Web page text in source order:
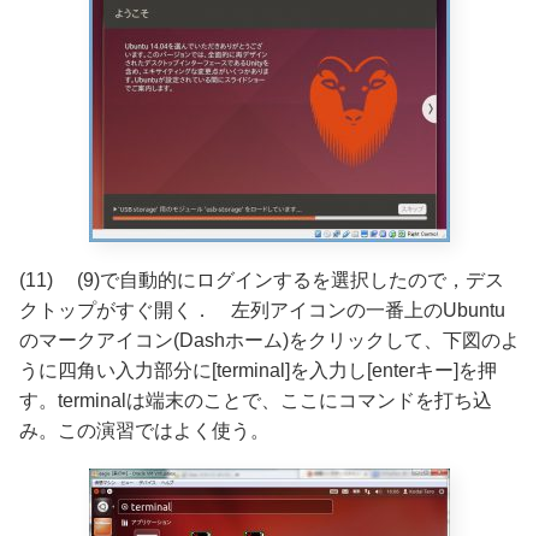
(11) (9)で自動的にログインするを選択したので，デス
クトップがすぐ開く． 左列アイコンの一番上のUbuntu
のマークアイコン(Dashホーム)をクリックして、下図のよ
うに四角い入力部分に[terminal]を入力し[enterキー]を押
す。terminalは端末のことで、ここにコマンドを打ち込
み。この演習ではよく使う。